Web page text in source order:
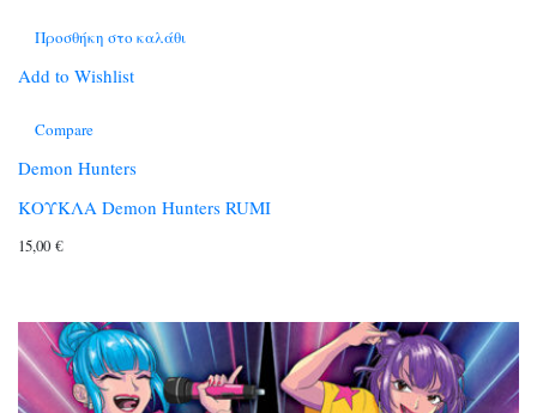
Προσθήκη στο καλάθι
Add to Wishlist
Compare
Demon Hunters
ΚΟΥΚΛΑ Demon Hunters RUMI
15,00 €